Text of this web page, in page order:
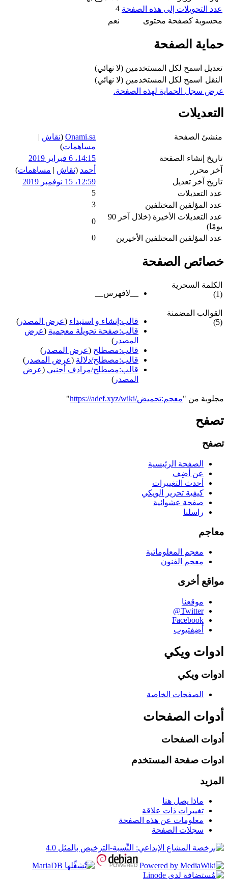
عدد التحويلات إلى هذه الصفحة 4
محسوبة كصفحة محتوى
نعم
حماية الصفحة
تعديل اسمح لكل المستخدمين (لا نهائي)
النقل
اسمح لكل المستخدمين (لا نهائي)
عرض سجل الحماية لهذه الصفحة.
التعديلات
منشئ الصفحة Onami.sa
(نقاش |
مساهمات)
تاريخ إنشاء الصفحة
14:15، 6 فبراير 2019
آخر محرر
أحمد (نقاش | مساهمات)
تاريخ آخر تعديل
12:59، 15 نوفمبر 2019
عدد التعديلات
5
عدد المؤلفين المختلفين
3
عدد التعديلات الأخيرة (خلال آخر 90
يومًا)
0
عدد المؤلفين المختلفين الأخيرين
0
خصائص الصفحة
الكلمة السحرية
(1)
__لافهرس__
القوالب المضمنة
(5)
قالب:إنشاء و استبداء (عرض المصدر )
قالب:صفحة تحويلة معجمية (عرض
المصدر )
قالب:مصطلح (عرض المصدر )
قالب:مصطلح/دلالة (عرض المصدر )
قالب:مصطلح/مرادف أجنبي (عرض
المصدر )
مجلوبة من "https://adef.xyz/wiki/معجم:تحميض "
تصفح
تصفح
الصفحة الرئيسية
عن أضِف
أحدث التغييرات
كيفية تحرير الويكي
صفحة عشوائية
راسلنا
معاجم
معجم المعلوماتية
معجم الفنون
مواقع أخرى
موقعنا
‪@Twitter‬
Facebook
أضِفتيوب
ادوات ويكي
ادوات ويكي
الصفحات الخاصة
أدوات الصفحات
أدوات الصفحات
ادوات صفحة المستخدم
المزيد
ماذا يصل هنا
تغييرات ذات علاقة
معلومات عن هذه الصفحة
سجلات الصفحة